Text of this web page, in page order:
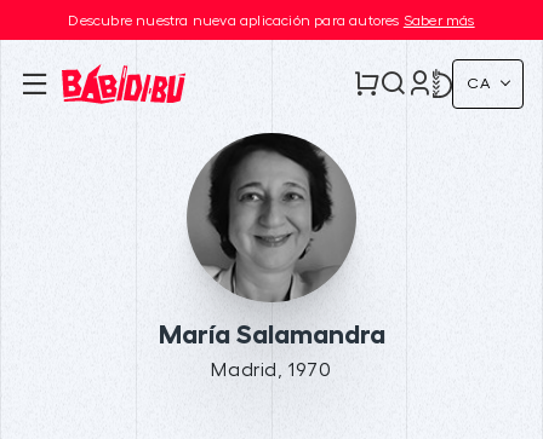
Descubre nuestra nueva aplicación para autores Saber más
CA
María Salamandra
Madrid, 1970